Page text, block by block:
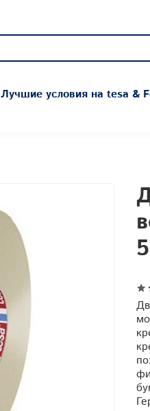
Лучшие условия нa tesa &